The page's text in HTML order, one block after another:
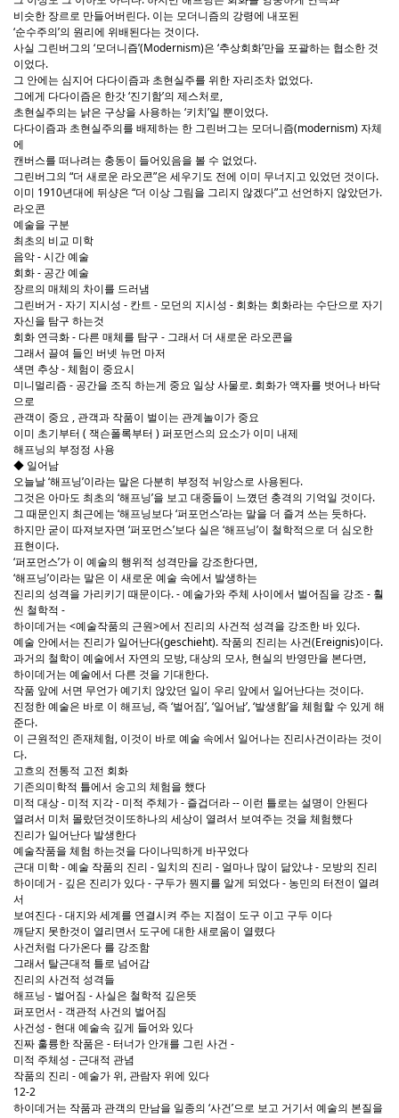
비슷한 장르로 만들어버린다. 이는 모더니즘의 강령에 내포된
‘순수주의’의 원리에 위배된다는 것이다.
사실 그린버그의 ‘모더니즘’(Modernism)은 ‘추상회화’만을 포괄하는 협소한 것
이었다.
그 안에는 심지어 다다이즘과 초현실주를 위한 자리조차 없었다.
그에게 다다이즘은 한갓 ‘진기함’의 제스처로,
초현실주의는 낡은 구상을 사용하는 ‘키치’일 뿐이었다.
다다이즘과 초현실주의를 배제하는 한 그린버그는 모더니즘(modernism) 자체
에
캔버스를 떠나려는 충동이 들어있음을 볼 수 없었다.
그린버그의 “더 새로운 라오콘”은 세우기도 전에 이미 무너지고 있었던 것이다.
이미 1910년대에 뒤샹은 “더 이상 그림을 그리지 않겠다”고 선언하지 않았던가.
라오콘
예술을 구분
최초의 비교 미학
음악 - 시간 예술
회화 - 공간 예술
장르의 매체의 차이를 드러냄
그린버거 - 자기 지시성 - 칸트 - 모던의 지시성 - 회화는 회화라는 수단으로 자기
자신을 탐구 하는것
회화 연극화 - 다른 매체를 탐구 - 그래서 더 새로운 라오콘을
그래서 끌여 들인 버넷 뉴먼 마저
색면 추상 - 체험이 중요시
미니멀리즘 - 공간을 조직 하는게 중요 일상 사물로. 회화가 액자를 벗어나 바닥
으로
관객이 중요 , 관객과 작품이 벌이는 관계놀이가 중요
이미 초기부터 ( 잭슨폴록부터 ) 퍼포먼스의 요소가 이미 내제
해프닝의 부정정 사용
◆ 일어남
오늘날 ‘해프닝’이라는 말은 다분히 부정적 뉘앙스로 사용된다.
그것은 아마도 최초의 ‘해프닝’을 보고 대중들이 느꼈던 충격의 기억일 것이다.
그 때문인지 최근에는 ‘해프닝보다 ‘퍼포먼스’라는 말을 더 즐겨 쓰는 듯하다.
하지만 굳이 따져보자면 ‘퍼포먼스’보다 실은 ‘해프닝’이 철학적으로 더 심오한
표현이다.
‘퍼포먼스’가 이 예술의 행위적 성격만을 강조한다면,
‘해프닝’이라는 말은 이 새로운 예술 속에서 발생하는
진리의 성격을 가리키기 때문이다. - 예술가와 주체 사이에서 벌어짐을 강조 - 훨
씬 철학적 -
하이데거는 <예술작품의 근원>에서 진리의 사건적 성격을 강조한 바 있다.
예술 안에서는 진리가 일어난다(geschieht). 작품의 진리는 사건(Ereignis)이다.
과거의 철학이 예술에서 자연의 모방, 대상의 모사, 현실의 반영만을 본다면,
하이데거는 예술에서 다른 것을 기대한다.
작품 앞에 서면 무언가 예기치 않았던 일이 우리 앞에서 일어난다는 것이다.
진정한 예술은 바로 이 해프닝, 즉 ‘벌어짐’, ‘일어남’, ‘발생함’을 체험할 수 있게 해
준다.
이 근원적인 존재체험, 이것이 바로 예술 속에서 일어나는 진리사건이라는 것이
다.
고흐의 전통적 고전 회화
기존의미학적 틀에서 숭고의 체험을 했다
미적 대상 - 미적 지각 - 미적 주체가 - 즐겁더라 -- 이런 틀로는 설명이 안된다
열려서 미처 몰랐던것이또하나의 세상이 열려서 보여주는 것을 체험했다
진리가 일어난다 발생한다
예술작품을 체험 하는것을 다이나믹하게 바꾸었다
근대 미학 - 예술 작품의 진리 - 일치의 진리 - 얼마나 많이 닮았냐 - 모방의 진리
하이데거 - 깊은 진리가 있다 - 구두가 뭔지를 알게 되었다 - 농민의 터전이 열려
서
보여진다 - 대지와 세계를 연결시켜 주는 지점이 도구 이고 구두 이다
깨닫지 못한것이 열리면서 도구에 대한 새로움이 열렸다
사건처럼 다가온다 를 강조함
그래서 탈근대적 틀로 넘어감
진리의 사건적 성격들
해프닝 - 벌어짐 - 사실은 철학적 깊은뜻
퍼포먼서 - 객관적 사건의 벌어짐
사건성 - 현대 예술속 깊게 들어와 있다
진짜 훌륭한 작품은 - 터너가 안개를 그린 사건 -
미적 주체성 - 근대적 관념
작품의 진리 - 예술가 위, 관람자 위에 있다
12-2
하이데거는 작품과 관객의 만남을 일종의 ‘사건’으로 보고 거기서 예술의 본질을